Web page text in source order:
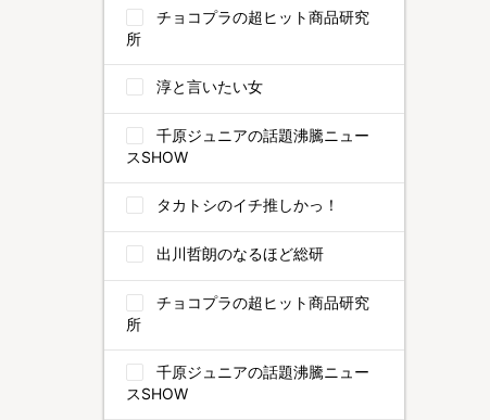
チョコプラの超ヒット商品研究
所
淳と言いたい女
千原ジュニアの話題沸騰ニュー
スSHOW
タカトシのイチ推しかっ！
出川哲朗のなるほど総研
チョコプラの超ヒット商品研究
所
千原ジュニアの話題沸騰ニュー
スSHOW